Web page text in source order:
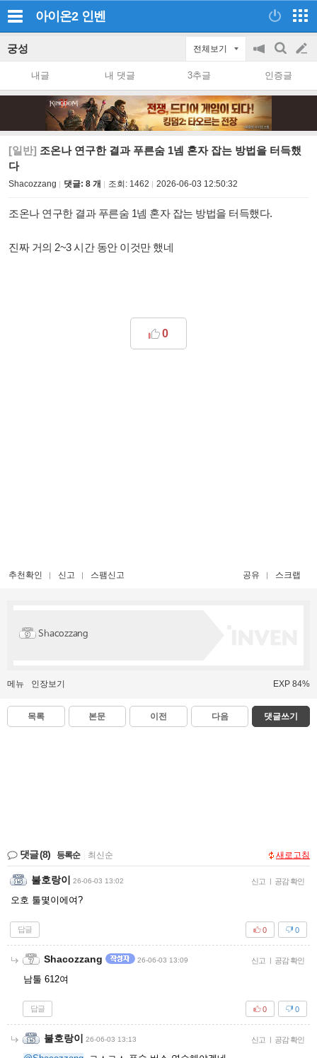
아이온2 인벤
궁성 전체보기
공
on/off
검
색
글
쓰
내글 내 댓글 3추글 인증글
[일반] 조온나 연구한 결과 푸른숨 1넴 혼자 잡는 방법을 터득했
다
Shacozzang 댓글: 8 개 조회: 1462 2026-06-03 12:50:32
조온나 연구한 결과 푸른숨 1넴 혼자 잡는 방법을 터득했다.
진짜 거의 2~3 시간 동안 이것만 했네
0
추천확인 신고 스팸신고 공유 스크랩
Shacozzang
메뉴 인장보기 EXP 84%
목록 본문 이전 다음 댓글쓰기
댓글(8) 등록순 최신순 새로고침
불호랑이 26-06-03 13:02 신고 | 공감 확인
오호 툴몇이에여?
답글 0
0
Shacozzang 26-06-03 13:09 신고 | 공감 확인
남툴 612여
답글 0
0
불호랑이 26-06-03 13:13 신고 | 공감 확인